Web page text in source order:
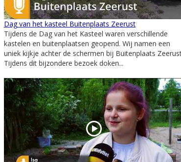
Dag van het kasteel Buitenplaats Zeerust
Tijdens de Dag van het Kasteel waren verschillende
kastelen en buitenplaatsen geopend. Wij namen een
uniek kijkje achter de schermen bij Buitenplaats
Tijdens dit bijzondere bezoek doken...